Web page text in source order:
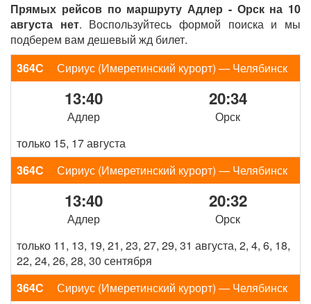
Прямых рейсов по маршруту Адлер - Орск на 10
августа нет. Воспользуйтесь формой поиска и мы
подберем вам дешевый жд билет.
364С
Сириус (Имеретинский курорт) — Челябинск
13:40
Адлер
20:34
Орск
только 15, 17 августа
364С
Сириус (Имеретинский курорт) — Челябинск
13:40
Адлер
20:32
Орск
только 11, 13, 19, 21, 23, 27, 29, 31 августа, 2, 4, 6, 18,
22, 24, 26, 28, 30 сентября
364С
Сириус (Имеретинский курорт) — Челябинск